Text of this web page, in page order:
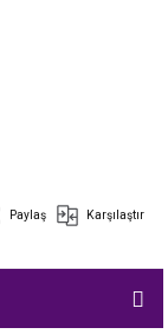
Paylaş Karşılaştır